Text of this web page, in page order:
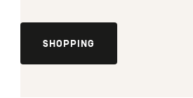
SHOPPING